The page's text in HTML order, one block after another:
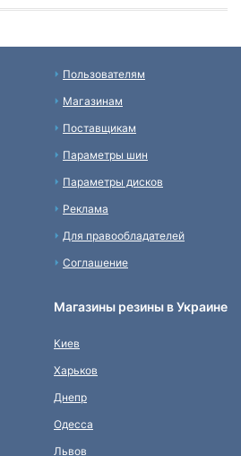
Пользователям
Магазинам
Поставщикам
Параметры шин
Параметры дисков
Реклама
Для правообладателей
Соглашение
Магазины резины в Украине
Киев
Харьков
Днепр
Одесса
Львов